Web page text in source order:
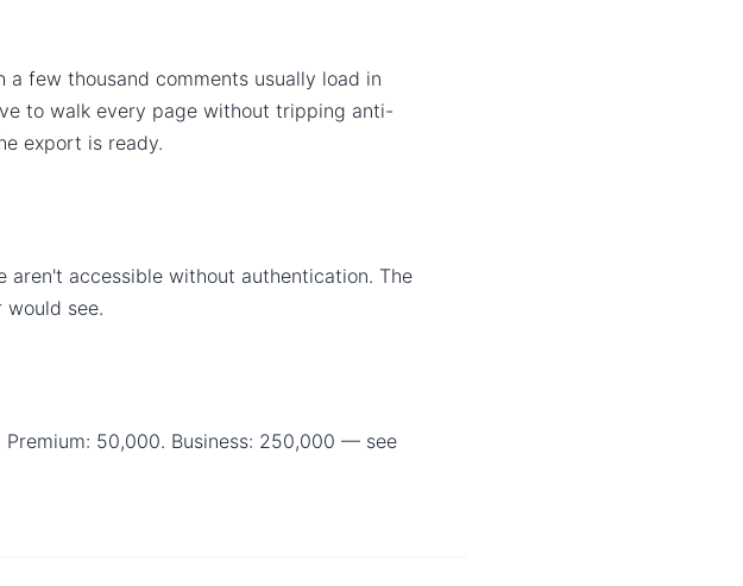
few thousand comments usually load in
to walk every page without tripping anti-
export is ready.
aren't accessible without authentication. The
see.
50,000. Business: 250,000 — see